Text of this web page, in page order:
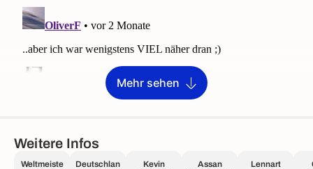
Mehr sehen
Weitere Infos
Weltmeiste
Deutschlan
Kevin
Assan
Lennart